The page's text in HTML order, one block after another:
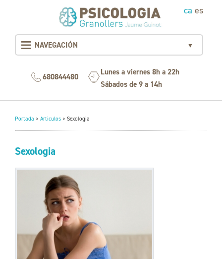
NAVEGACIÓN ▼
caes
680844480
Lunes a viernes 8h a 22h
Sábados de 9 a 14h
Portada > Articulos > Sexologia
Sexologia